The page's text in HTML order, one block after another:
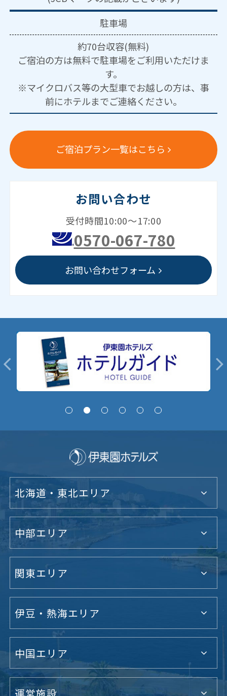
駐車場
約70台収容(無料)
ご宿泊の方は無料で駐車場をご利用いただけま
す。
※マイクロバス等の大型車でお越しの方は、事
前にホテルまでご連絡ください。
ご宿泊プラン一覧はこちら
お問い合わせ
受付時間10:00～17:00
0570-067-780
お問い合わせフォーム
北海道・東北エリア
中部エリア
関東エリア
伊豆・熱海エリア
中国エリア
運営施設